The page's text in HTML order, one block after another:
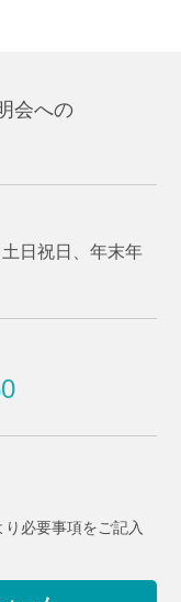
会への
日祝日、年末年
必要事項をご記入